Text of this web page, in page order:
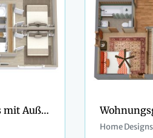
Delikater 4-Zimmer-Grundriss mit Außenbereich
Home Designs